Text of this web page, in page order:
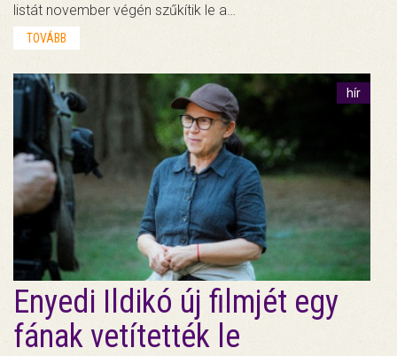
listát november végén szűkítik le a…
TOVÁBB
hír
Enyedi Ildikó új filmjét egy
fának vetítették le